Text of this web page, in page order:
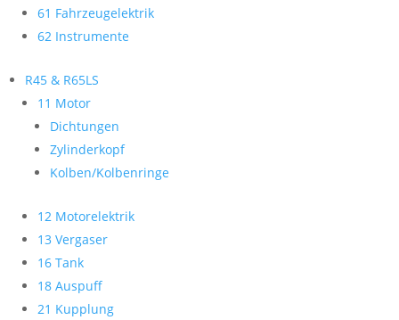
61 Fahrzeugelektrik
62 Instrumente
R45 & R65LS
11 Motor
Dichtungen
Zylinderkopf
Kolben/Kolbenringe
12 Motorelektrik
13 Vergaser
16 Tank
18 Auspuff
21 Kupplung